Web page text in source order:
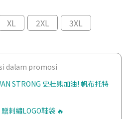
XL 2XL 3XL
dalam promosi
STRONG 史壯熊加油! 帆布托特
刺繡LOGO鞋袋 🔥